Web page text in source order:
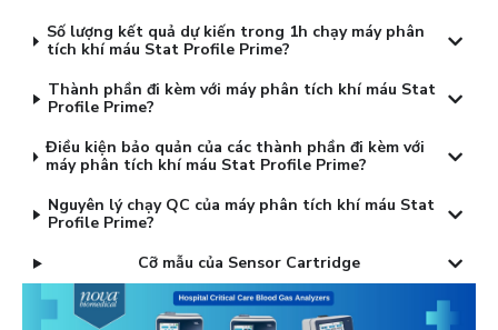
Số lượng kết quả dự kiến trong 1h chạy máy phân
tích khí máu Stat Profile Prime?
Thành phần đi kèm với máy phân tích khí máu Stat
Profile Prime?
Điều kiện bảo quản của các thành phần đi kèm với
máy phân tích khí máu Stat Profile Prime?
Nguyên lý chạy QC của máy phân tích khí máu Stat
Profile Prime?
Cỡ mẫu của Sensor Cartridge